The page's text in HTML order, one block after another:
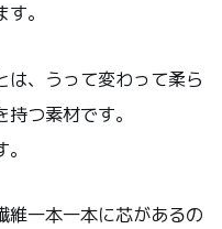
。
は、うって変わって柔ら
つ素材です。
維一本一本に芯があるの